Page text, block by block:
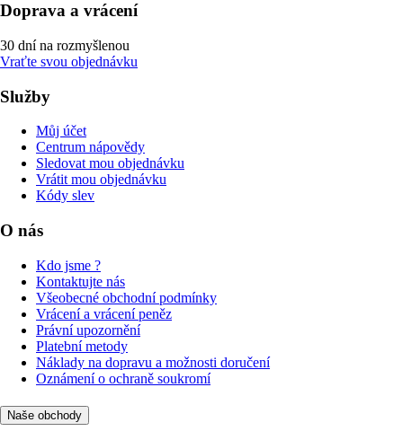
Doprava a vrácení
30 dní na rozmyšlenou
Vraťte svou objednávku
Služby
Můj účet
Centrum nápovědy
Sledovat mou objednávku
Vrátit mou objednávku
Kódy slev
O nás
Kdo jsme ?
Kontaktujte nás
Všeobecné obchodní podmínky
Vrácení a vrácení peněz
Právní upozornění
Platební metody
Náklady na dopravu a možnosti doručení
Oznámení o ochraně soukromí
Naše obchody